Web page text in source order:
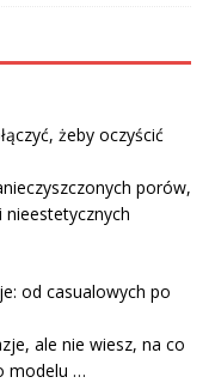
żeby oczyścić
porów,
od casualowych po
ale nie wiesz, na co
modelu …